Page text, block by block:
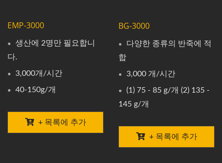
EMP-3000
생산에 2명만 필요합니
다.
3,000개/시간
40-150g/개
+ 목록에 추가
BG-3000
다양한 종류의 반죽에 적
합
3,000 개/시간
(1) 75 - 85 g/개 (2) 135 -
145 g/개
+ 목록에 추가